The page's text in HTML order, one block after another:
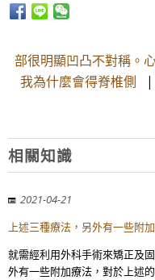
部很明顯凹凸不對稱。
我為什麼會得脊椎側 |
相關知識
2021-04-21
上述三種療法，另外有一些附
就需經利用外科手術來矯正及
外有一些附加療法，對於上述